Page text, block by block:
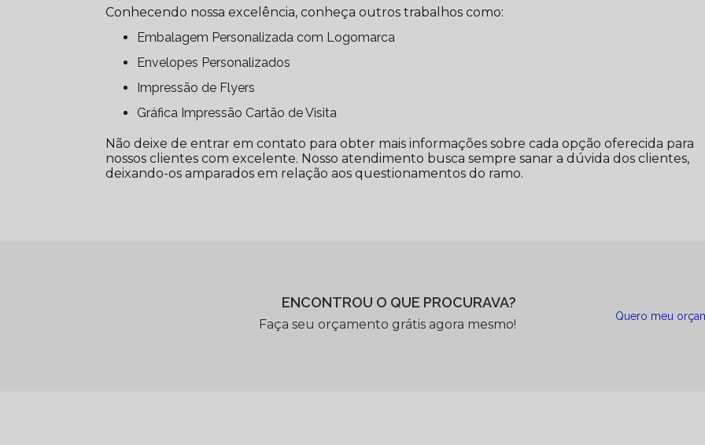
Conhecendo nossa excelência, conheça outros trabalhos como:
Embalagem Personalizada com Logomarca
Envelopes Personalizados
Impressão de Flyers
Gráfica Impressão Cartão de Visita
Não deixe de entrar em contato para obter mais informações sobre cada opção oferecida para
nossos clientes com excelente. Nosso atendimento busca sempre sanar a dúvida dos clientes,
deixando-os amparados em relação aos questionamentos do ramo.
ENCONTROU O QUE PROCURAVA?
Faça seu orçamento grátis agora mesmo!
Quero meu